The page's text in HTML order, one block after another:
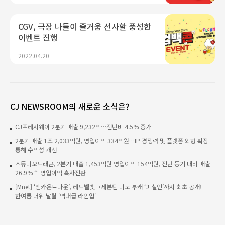
CGV, 극장 나들이 즐거움 선사할 풍성한
이벤트 진행
2022.04.20
CJ NEWSROOM의 새로운 소식은?
CJ프레시웨이 2분기 매출 9,232억…전년비 4.5% 증가
2분기 매출 1조 2,033억원, 영업이익 334억원…IP 경쟁력 및 플랫폼 외형 확장
통해 수익성 개선
스튜디오드래곤, 2분기 매출 1,453억원 영업이익 154억원, 전년 동기 대비 매출
26.9%↑ 영업이익 흑자전환
[Mnet] ‘엠카운트다운’, 레드벨벳→세븐틴 디노 부캐 ‘피철인’까지 최초 공개!
한여름 더위 날릴 '역대급 라인업'